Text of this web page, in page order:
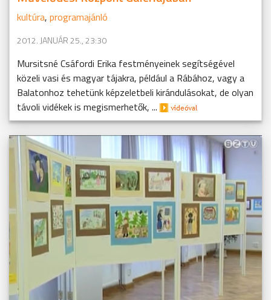
kultúra, programajánló
2012. JANUÁR 25., 23:30
Mursitsné Csáfordi Erika festményeinek segítségével
közeli vasi és magyar tájakra, például a Rábához, vagy a
Balatonhoz tehetünk képzeletbeli kirándulásokat, de olyan
távoli vidékek is megismerhetők, ...